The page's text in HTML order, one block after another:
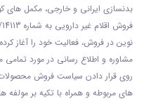
بدنسازی ایرانی و خارجی، مکمل های
فروش اقلام غیر دارویی به شماره 143/1400/14113 از
نوين در فروش، فعاليت خود را آغاز
مشاوره و اطلاع رسانی در مورد
روی قرار دادن سياست فروش محصولات
های مربوطه و همراه با تکيه بر